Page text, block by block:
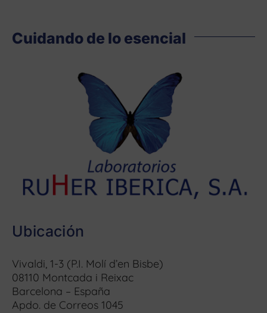
Cuidando de lo esencial
Ubicación
Vivaldi, 1-3 (P.I. Molí d’en Bisbe)
08110 Montcada i Reixac
Barcelona – España
Apdo. de Correos 1045